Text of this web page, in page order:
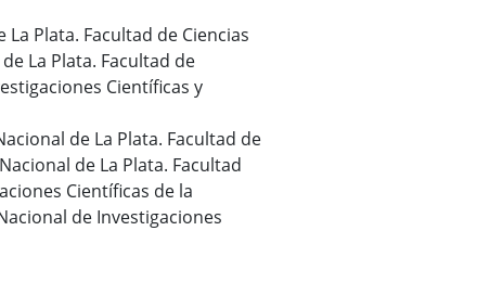
Plata. Facultad de Ciencias
La Plata. Facultad de
Científicas y
de La Plata. Facultad de
de La Plata. Facultad
Científicas de la
de Investigaciones